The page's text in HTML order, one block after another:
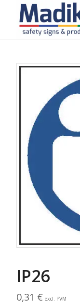
IP26
0,31 € excl. PVM